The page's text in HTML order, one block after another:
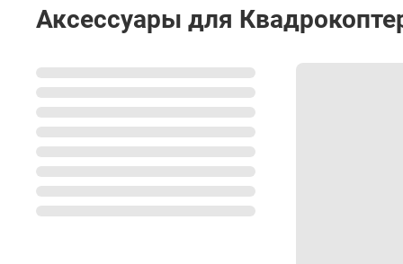
Аксессуары для